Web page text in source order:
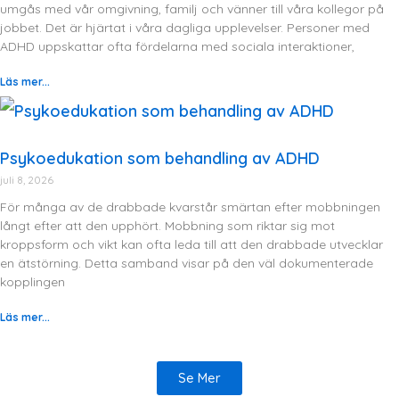
umgås med vår omgivning, familj och vänner till våra kollegor på
jobbet. Det är hjärtat i våra dagliga upplevelser. Personer med
ADHD uppskattar ofta fördelarna med sociala interaktioner,
Läs mer...
Psykoedukation som behandling av ADHD
juli 8, 2026
För många av de drabbade kvarstår smärtan efter mobbningen
långt efter att den upphört. Mobbning som riktar sig mot
kroppsform och vikt kan ofta leda till att den drabbade utvecklar
en ätstörning. Detta samband visar på den väl dokumenterade
kopplingen
Läs mer...
Se Mer